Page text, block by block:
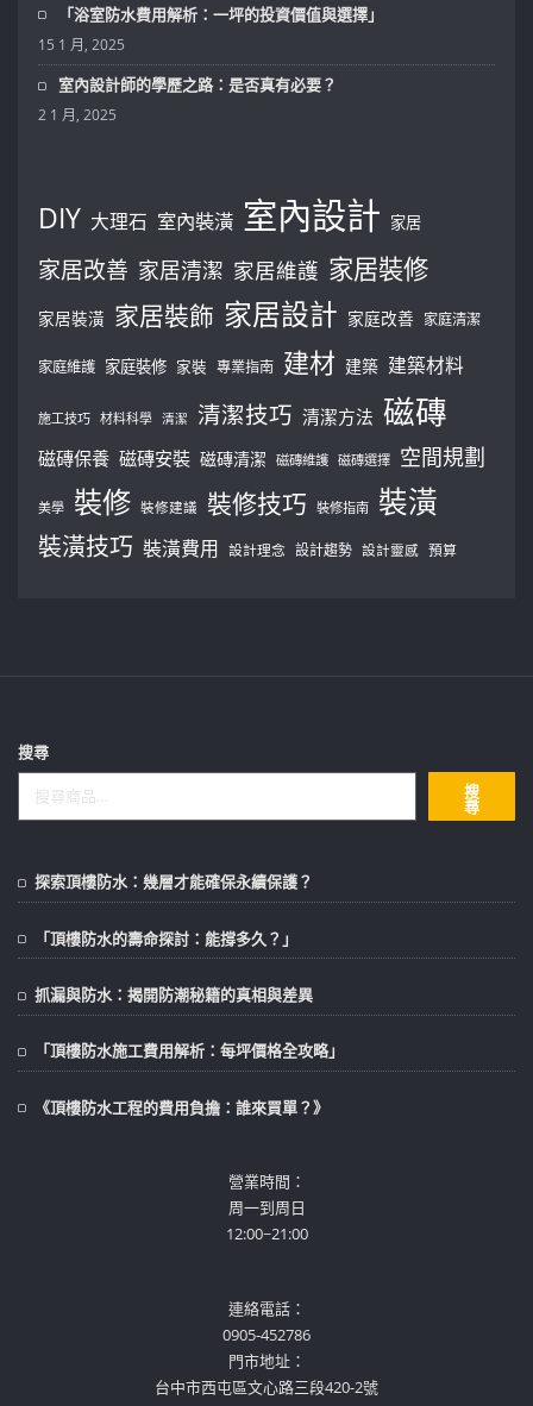
「浴室防水費用解析：一坪的投資價值與選擇」
15 1 月, 2025
室內設計師的學歷之路：是否真有必要？
2 1 月, 2025
DIY 大理石 室內裝潢 室內設計 家居
家居改善 家居清潔 家居維護 家居裝修
家居裝潢 家居裝飾 家居設計 家庭改善 家庭清潔
家庭維護 家庭裝修 家裝 專業指南 建材 建築 建築材料
施工技巧 材料科學 清潔 清潔技巧 清潔方法 磁磚
磁磚保養 磁磚安裝 磁磚清潔 磁磚維護 磁磚選擇 空間規劃
美學 裝修 裝修建議 裝修技巧 裝修指南 裝潢
裝潢技巧 裝潢費用 設計理念 設計趨勢 設計靈感 預算
搜尋
搜
尋
探索頂樓防水：幾層才能確保永續保護？
「頂樓防水的壽命探討：能撐多久？」
抓漏與防水：揭開防潮秘籍的真相與差異
「頂樓防水施工費用解析：每坪價格全攻略」
《頂樓防水工程的費用負擔：誰來買單？》
營業時間：
周一到周日
12:00~21:00
連絡電話：
0905-452786
門市地址：
台中市西屯區文心路三段420-2號